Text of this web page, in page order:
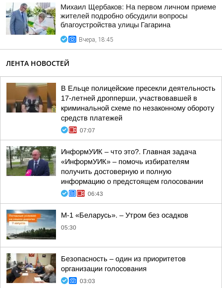
Михаил Щербаков: На первом личном приеме
жителей подробно обсудили вопросы
благоустройства улицы Гагарина
Вчера, 18:45
ЛЕНТА НОВОСТЕЙ
В Ельце полицейские пресекли деятельность
17-летней дропперши, участвовавшей в
криминальной схеме по незаконному обороту
средств платежей
07:07
ИнформУИК – что это?. Главная задача
«ИнформУИК» – помочь избирателям
получить достоверную и полную
информацию о предстоящем голосовании
06:43
М-1 «Беларусь». – Утром без осадков
05:30
Безопасность – один из приоритетов
организации голосования
03:03